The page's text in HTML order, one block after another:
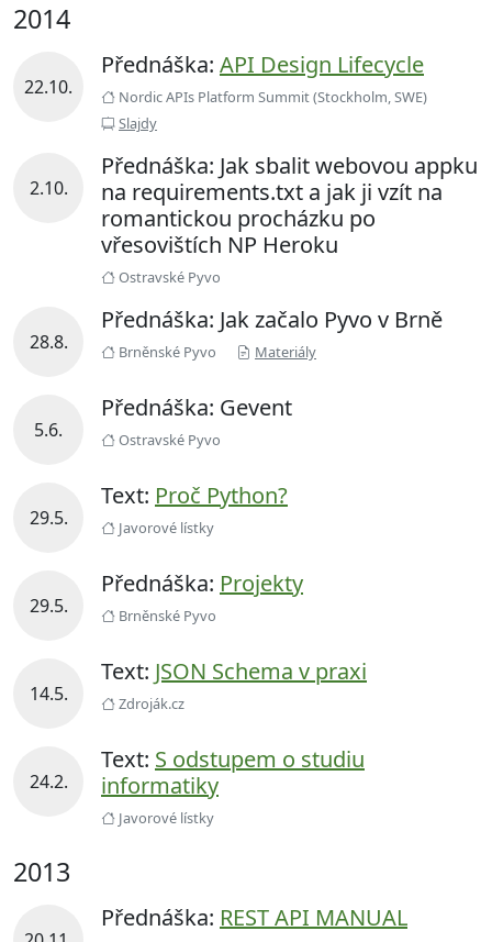
2014
22.10.
Přednáška: API Design Lifecycle
Nordic APIs Platform Summit (Stockholm, SWE)
Slajdy
2.10.
Přednáška: Jak sbalit webovou appku
na requirements.txt a jak ji vzít na
romantickou procházku po
vřesovištích NP Heroku
Ostravské Pyvo
28.8.
Přednáška: Jak začalo Pyvo v Brně
Brněnské Pyvo Materiály
5.6.
Přednáška: Gevent
Ostravské Pyvo
29.5.
Text: Proč Python?
Javorové lístky
29.5.
Přednáška: Projekty
Brněnské Pyvo
14.5.
Text: JSON Schema v praxi
Zdroják.cz
24.2.
Text: S odstupem o studiu
informatiky
Javorové lístky
2013
Přednáška: REST API MANUAL